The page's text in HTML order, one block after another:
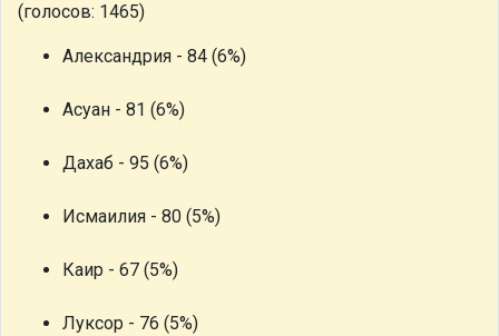
(голосов: 1465)
Александрия - 84 (6%)
Асуан - 81 (6%)
Дахаб - 95 (6%)
Исмаилия - 80 (5%)
Каир - 67 (5%)
Луксор - 76 (5%)